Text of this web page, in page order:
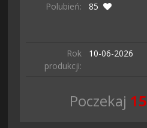
Polubień:
85
Rok
produkcji:
10-06-2026
Poczekaj 13